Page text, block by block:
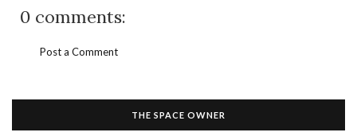
0 comments:
Post a Comment
THE SPACE OWNER